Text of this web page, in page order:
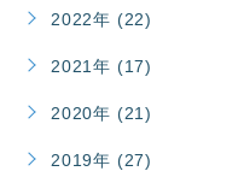
2022年 (22)
2021年 (17)
2020年 (21)
2019年 (27)